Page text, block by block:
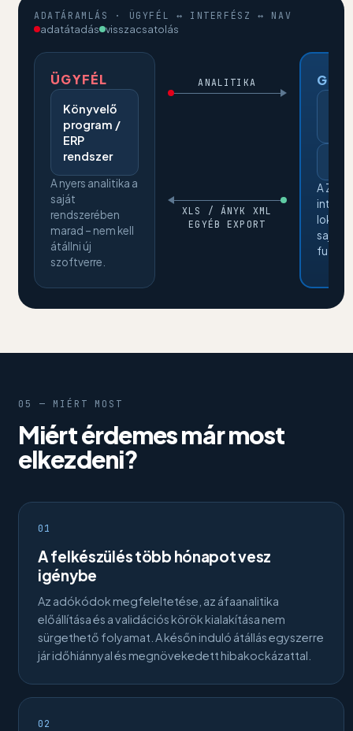
ADATÁRAMLÁS · ÜGYFÉL ↔ INTERFÉSZ ↔ NAV
adatátadás visszacsatolás
ÜGYFÉL
Könyvelő
program /
ERP
rendszer
A nyers analitika a
saját
rendszerében
marad – nem kell
átállni új
szoftverre.
ANALITIKA GUI
A
saját
fut.
XLS / ÁNYK XML
EGYÉB EXPORT
05 — MIÉRT MOST
Miért érdemes már most
elkezdeni?
01
A felkészülés több hónapot vesz
igénybe
Az adókódok megfeleltetése, az áfaanalitika
előállítása és a validációs körök kialakítása nem
sürgethető folyamat. A későn induló átállás egyszerre
jár időhiánnyal és megnövekedett hibakockázattal.
02